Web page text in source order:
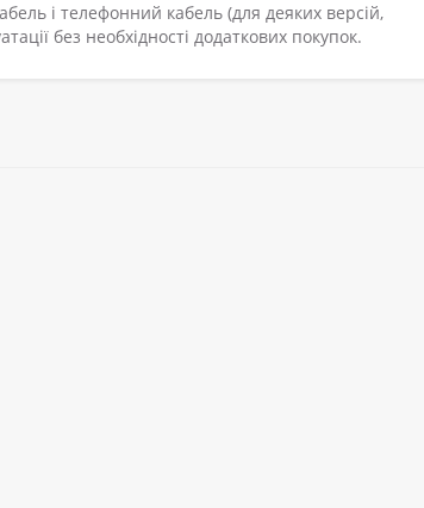
і телефонний кабель (для деяких версій,
без необхідності додаткових покупок.